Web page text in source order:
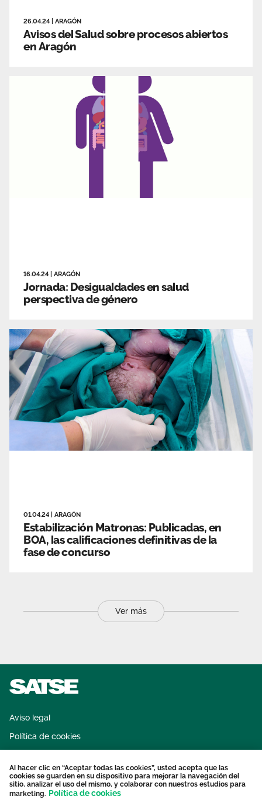
26.04.24 ARAGÓN
Avisos del Salud sobre procesos abiertos
en Aragón
16.04.24 ARAGÓN
Jornada: Desigualdades en salud
perspectiva de género
01.04.24 ARAGÓN
Estabilización Matronas: Publicadas, en
BOA, las calificaciones definitivas de la
fase de concurso
Ver más
Aviso legal
Política de cookies
Protección datos personales
Contacto
Al hacer clic en “Aceptar todas las cookies”, usted acepta que las
cookies se guarden en su dispositivo para mejorar la navegación del
sitio, analizar el uso del mismo, y colaborar con nuestros estudios para
marketing. Política de cookies